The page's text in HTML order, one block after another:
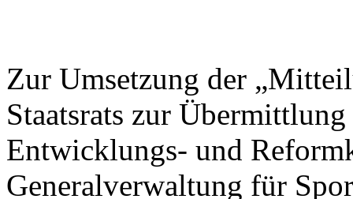
Zur Umsetzung der
Staatsrats zur
Entwicklungs- und
Generalverwaltung für